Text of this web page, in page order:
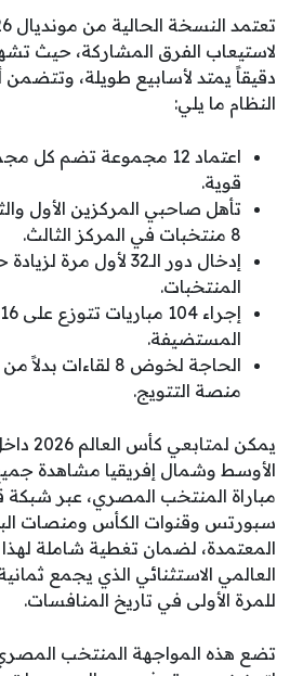
لاستيعاب الفرق المشاركة، حيث
دقيقاً يمتد لأسابيع طويلة، وتتضمن
النظام ما يلي:
قوية.
تأهل صاحبي المركزين الأول
8 منتخبات في المركز الثالث.
إدخال دور الـ32 لأول
المنتخبات.
المستضيفة.
منصة التتويج.
يمكن
الأوسط وشمال إفريقيا مشاهدة جميع
مباراة المنتخب المصري، عبر شبكة
سبورتس وقنوات الكأس ومنصات
المعتمدة، لضمان تغطية شاملة
العالمي الاستثنائي الذي يجمع
للمرة الأولى في تاريخ المنافسات.
تضع هذه المواجهة المنتخب